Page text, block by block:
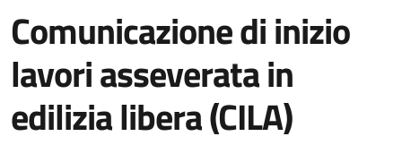
Comunicazione di inizio
lavori asseverata in
edilizia libera (CILA)